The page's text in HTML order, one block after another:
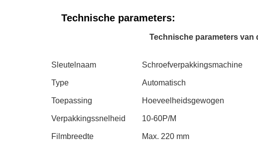
Technische parameters:
Technische parameters
Sleutelnaam Schroefverpakkingsmachine
Type Automatisch
Toepassing Hoeveelheidsgewogen
Verpakkingssnelheid 10-60P/M
Filmbreedte Max. 220 mm